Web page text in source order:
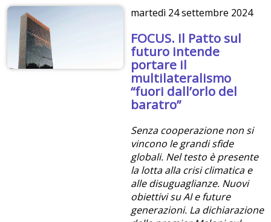
martedì 24 settembre 2024
FOCUS. Il Patto sul
futuro intende
portare il
multilateralismo
“fuori dall’orlo del
baratro”
Senza cooperazione non si
vincono le grandi sfide
globali. Nel testo è presente
la lotta alla crisi climatica e
alle disuguaglianze. Nuovi
obiettivi su AI e future
generazioni. La dichiarazione